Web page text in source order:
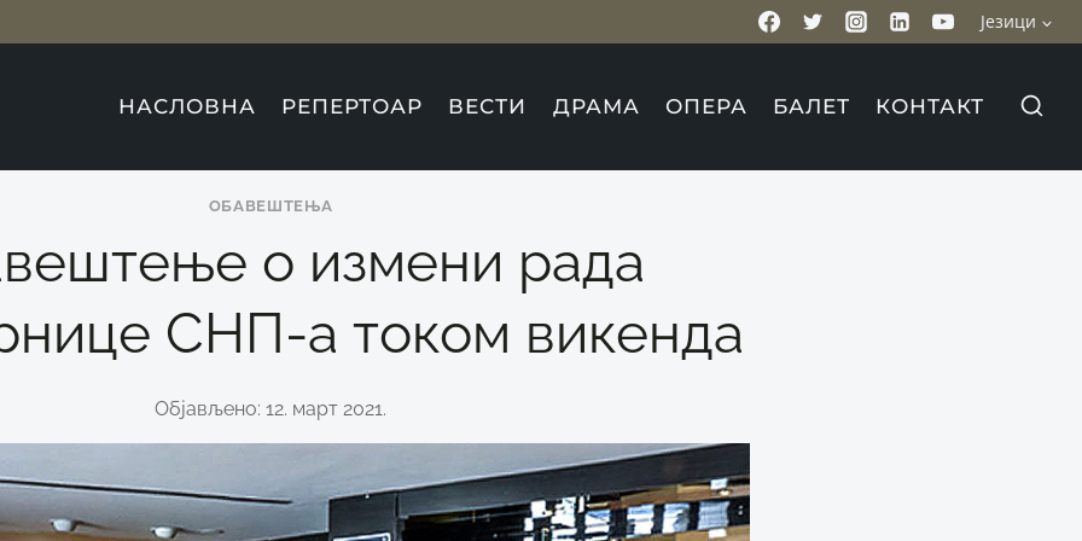
Језици
НАСЛОВНА РЕПЕРТОАР ВЕСТИ ДРАМА ОПЕРА БАЛЕТ КОНТАКТ
ОБАВЕШТЕЊА
о измени рада
СНП-а током викенда
Објављено: 12. март 2021.